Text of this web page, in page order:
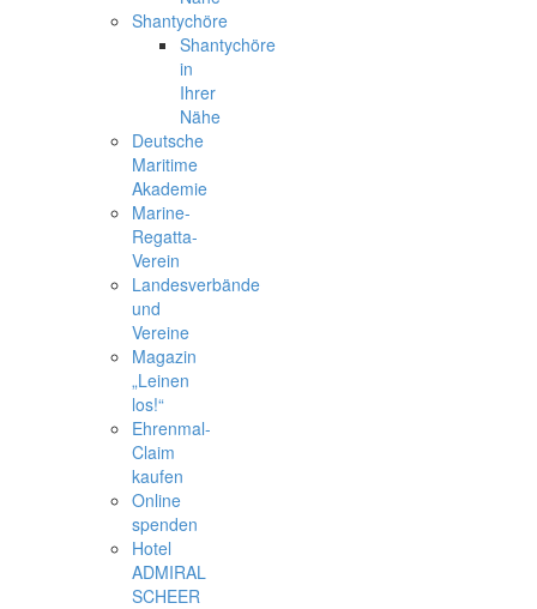
Shantychöre
Shantychöre
in
Ihrer
Nähe
Deutsche
Maritime
Akademie
Marine-
Regatta-
Verein
Landesverbände
und
Vereine
Magazin
„Leinen
los!“
Ehrenmal-
Claim
kaufen
Online
spenden
Hotel
ADMIRAL
SCHEER